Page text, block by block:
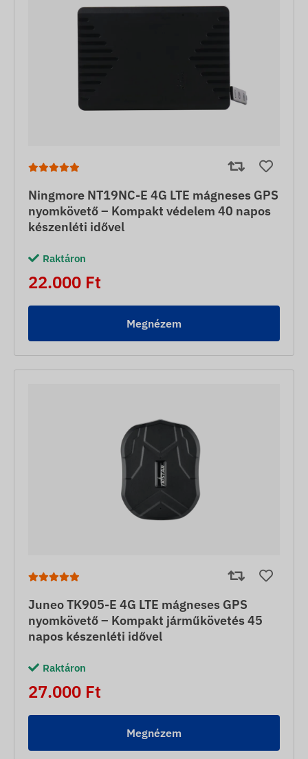
Ningmore NT19NC-E 4G LTE mágneses GPS
nyomkövető – Kompakt védelem 40 napos
készenléti idővel
Raktáron
22.000 Ft
Megnézem
Juneo TK905-E 4G LTE mágneses GPS
nyomkövető – Kompakt járműkövetés 45
napos készenléti idővel
Raktáron
27.000 Ft
Megnézem